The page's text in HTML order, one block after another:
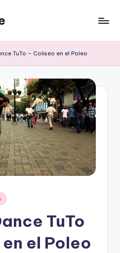
TuTo – Coliseo en el Poleo
TuTo
el Poleo